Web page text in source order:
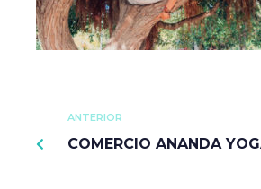
ANTERIOR
COMERCIO ANANDA